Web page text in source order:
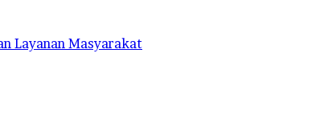
Layanan Masyarakat